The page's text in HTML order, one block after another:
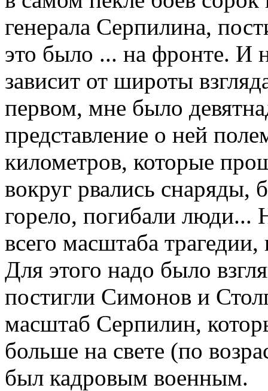
генерала Серпилина,
это было ... на фронте. И
зависит от широты
первом, мне было
представление о ней
километров, которые
вокруг рвались снаряды,
горело, погибали люди...
всего масштаба
Для этого надо было
постигли Симонов и
масштаб Серпилин,
больше на свете (по
был кадровым военным.